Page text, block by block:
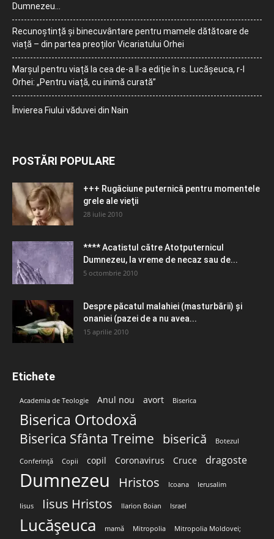
Dumnezeu…
Recunoștință și binecuvântare pentru mamele dătătoare de
viață – din partea preoților Vicariatului Orhei
Marșul pentru viață la cea de-a II-a ediție în s. Lucășeuca, r-l
Orhei: „Pentru viață, cu inimă curată”
Învierea Fiului văduvei din Nain
POSTĂRI POPULARE
+++ Rugăciune puternică pentru momentele
grele ale vieţii
28 iulie 2010
**** Acatistul către Atotputernicul
Dumnezeu, la vreme de necaz sau de...
5 octombrie 2010
Despre păcatul malahiei (masturbării) şi
onaniei (pazei de a nu avea...
15 aprilie 2010
Etichete
Academia de Teologie Anul nou avort Biserica
Biserica Ortodoxă
Biserica Sfânta Treime biserică Botezul
Conferință Copii copil Coronavirus Cruce dragoste
Dumnezeu Hristos Icoana Ierusalim
Iisus Iisus Hristos Ilarion Boian Israel
Lucășeuca mamă Mitropolia Mitropolia Moldovei;